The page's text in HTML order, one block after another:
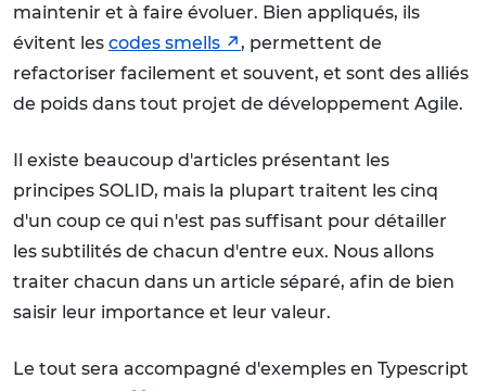
maintenir et à faire évoluer. Bien appliqués, ils
évitent les codes smells
, permettent de
refactoriser facilement et souvent, et sont des alliés
de poids dans tout projet de développement Agile.
Il existe beaucoup d'articles présentant les
principes SOLID, mais la plupart traitent les cinq
d'un coup ce qui n'est pas suffisant pour détailler
les subtilités de chacun d'entre eux. Nous allons
traiter chacun dans un article séparé, afin de bien
saisir leur importance et leur valeur.
Le tout sera accompagné d'exemples en Typescript